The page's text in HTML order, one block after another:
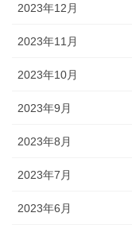
2023年12月
2023年11月
2023年10月
2023年9月
2023年8月
2023年7月
2023年6月